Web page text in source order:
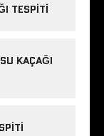
TESPITI
KAÇAĞI